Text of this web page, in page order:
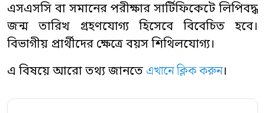
এসএসসি বা সমানের পরীক্ষার সার্টিফিকেটে লিপিবদ্ধ
জন্ম তারিখ গ্রহণযোগ্য হিসেবে বিবেচিত হবে।
বিভাগীয় প্রার্থীদের ক্ষেত্রে বয়স শিথিলযোগ্য।
এ বিষয়ে আরো তথ্য জানতে এখানে ক্লিক করুন।